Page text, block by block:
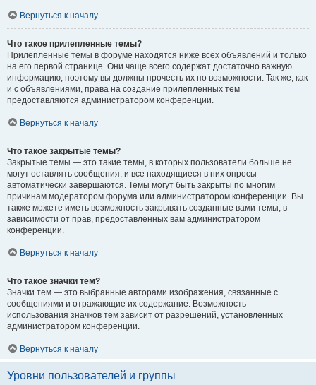
Вернуться к началу
Что такое прилепленные темы?
Прилепленные темы в форуме находятся ниже всех объявлений и только
на его первой странице. Они чаще всего содержат достаточно важную
информацию, поэтому вы должны прочесть их по возможности. Так же, как
и с объявлениями, права на создание прилепленных тем
предоставляются администратором конференции.
Вернуться к началу
Что такое закрытые темы?
Закрытые темы — это такие темы, в которых пользователи больше не
могут оставлять сообщения, и все находящиеся в них опросы
автоматически завершаются. Темы могут быть закрыты по многим
причинам модератором форума или администратором конференции. Вы
также можете иметь возможность закрывать созданные вами темы, в
зависимости от прав, предоставленных вам администратором
конференции.
Вернуться к началу
Что такое значки тем?
Значки тем — это выбранные авторами изображения, связанные с
сообщениями и отражающие их содержание. Возможность
использования значков тем зависит от разрешений, установленных
администратором конференции.
Вернуться к началу
Уровни пользователей и группы